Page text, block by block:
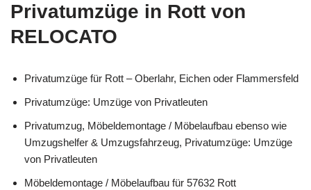
Privatumzüge in Rott von
RELOCATO
Privatumzüge für Rott – Oberlahr, Eichen oder Flammersfeld
Privatumzüge: Umzüge von Privatleuten
Privatumzug, Möbeldemontage / Möbelaufbau ebenso wie
Umzugshelfer & Umzugsfahrzeug, Privatumzüge: Umzüge
von Privatleuten
Möbeldemontage / Möbelaufbau für 57632 Rott